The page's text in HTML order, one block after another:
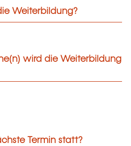
Weiterbildung?
wird die Weiterbildung
Termin statt?